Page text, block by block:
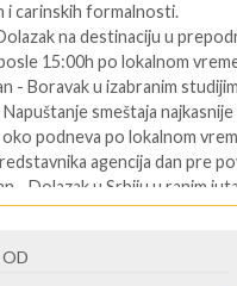
i carinskih formalnosti.
na destinaciju u
15:00h po lokalnom
- Boravak u izabranim
Napuštanje smeštaja
oko podneva po lokalnom
agencija dan pre
- Dolazak u Srbiju u ranim